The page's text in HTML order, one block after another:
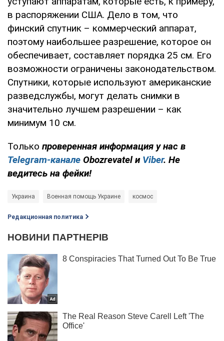
в распоряжении США. Дело в том, что
финский спутник – коммерческий аппарат,
поэтому наибольшее разрешение, которое он
обеспечивает, составляет порядка 25 см. Его
возможности ограничены законодательством.
Спутники, которые используют американские
разведслужбы, могут делать снимки в
значительно лучшем разрешении – как
минимум 10 см.
Только проверенная информация у нас в
Telegram-канале Obozrevatel и Viber. Не
ведитесь на фейки!
Украина Военная помощь Украине космос
Редакционная политика